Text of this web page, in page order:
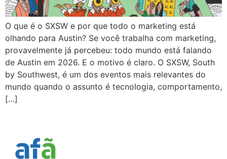
O que é o SXSW e por que todo o marketing está
olhando para Austin? Se você trabalha com marketing,
provavelmente já percebeu: todo mundo está falando
de Austin em 2026. E o motivo é claro. O SXSW, South
by Southwest, é um dos eventos mais relevantes do
mundo quando o assunto é tecnologia, comportamento,
[…]